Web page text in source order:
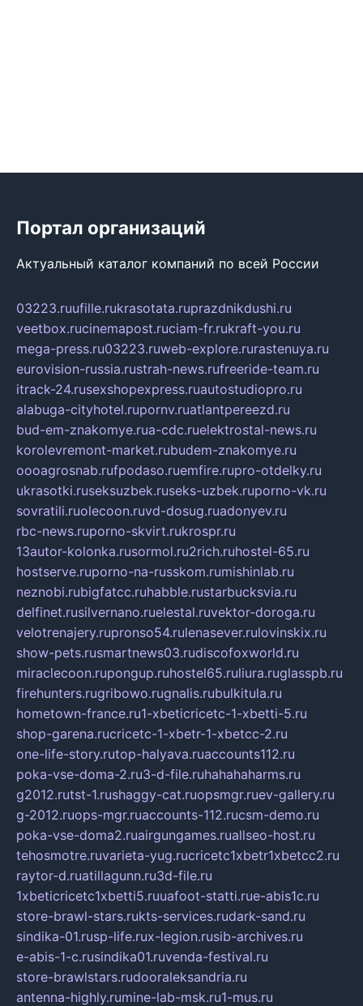
Портал организаций
Актуальный каталог компаний по всей России
03223.ruufille.rukrasotata.ruprazdnikdushi.ru
veetbox.rucinemapost.ruciam-fr.rukraft-you.ru
mega-press.ru03223.ruweb-explore.rurastenuya.ru
eurovision-russia.rustrah-news.rufreeride-team.ru
itrack-24.rusexshopexpress.ruautostudiopro.ru
alabuga-cityhotel.rupornv.ruatlantpereezd.ru
bud-em-znakomye.rua-cdc.ruelektrostal-news.ru
korolevremont-market.rubudem-znakomye.ru
oooagrosnab.rufpodaso.ruemfire.rupro-otdelky.ru
ukrasotki.ruseksuzbek.ruseks-uzbek.ruporno-vk.ru
sovratili.ruolecoon.ruvd-dosug.ruadonyev.ru
rbc-news.ruporno-skvirt.rukrospr.ru
13autor-kolonka.rusormol.ru2rich.ruhostel-65.ru
hostserve.ruporno-na-russkom.rumishinlab.ru
neznobi.rubigfatcc.ruhabble.rustarbucksvia.ru
delfinet.rusilvernano.ruelestal.ruvektor-doroga.ru
velotrenajery.rupronso54.rulenasever.rulovinskix.ru
show-pets.rusmartnews03.rudiscofoxworld.ru
miraclecoon.rupongup.ruhostel65.ruliura.ruglasspb.ru
firehunters.rugribowo.rugnalis.rubulkitula.ru
hometown-france.ru1-xbeticricetc-1-xbetti-5.ru
shop-garena.rucricetc-1-xbetr-1-xbetcc-2.ru
one-life-story.rutop-halyava.ruaccounts112.ru
poka-vse-doma-2.ru3-d-file.ruhahahaharms.ru
g2012.rutst-1.rushaggy-cat.ruopsmgr.ruev-gallery.ru
g-2012.ruops-mgr.ruaccounts-112.rucsm-demo.ru
poka-vse-doma2.ruairgungames.ruallseo-host.ru
tehosmotre.ruvarieta-yug.rucricetc1xbetr1xbetcc2.ru
raytor-d.ruatillagunn.ru3d-file.ru
1xbeticricetc1xbetti5.ruuafoot-statti.rue-abis1c.ru
store-brawl-stars.rukts-services.rudark-sand.ru
sindika-01.rusp-life.rux-legion.rusib-archives.ru
e-abis-1-c.rusindika01.ruvenda-festival.ru
store-brawlstars.rudooraleksandria.ru
antenna-highly.rumine-lab-msk.ru1-mus.ru